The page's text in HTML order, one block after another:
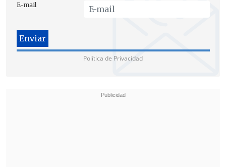
E-mail
Política de Privacidad